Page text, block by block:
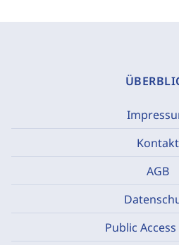
Kontakt
AGB
Public